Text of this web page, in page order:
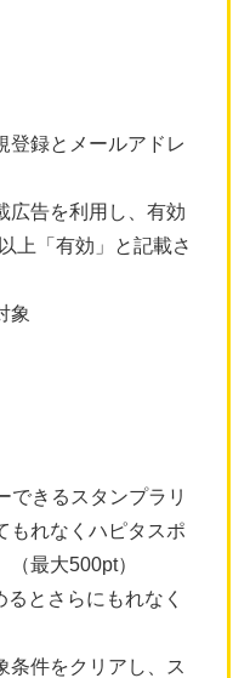
録とメールアドレ
告を利用し、有効
上「有効」と記載さ
象
できるスタンプラリ
もれなくハピタスポ
最大500pt）
とさらにもれなく
条件をクリアし、ス